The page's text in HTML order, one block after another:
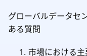
グローバルデータセ
ある質問
市場における